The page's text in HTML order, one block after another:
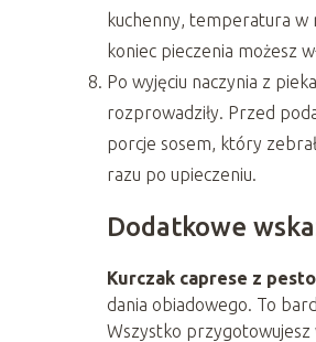
kuchenny, temperatura w
koniec pieczenia możesz
Po wyjęciu naczynia z
rozprowadziły. Przed
porcje sosem, który
razu po upieczeniu.
Dodatkowe
Kurczak caprese z pesto
dania obiadowego. To
Wszystko przygotowujesz